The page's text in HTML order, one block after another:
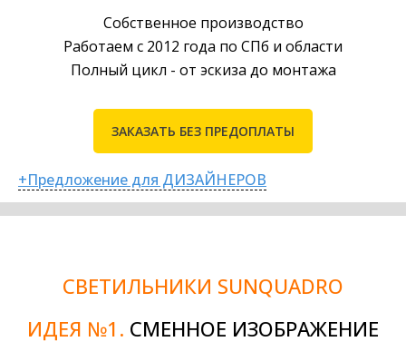
Собственное производство
Работаем с 2012 года по СПб и области
Полный цикл - от эскиза до монтажа
ЗАКАЗАТЬ БЕЗ ПРЕДОПЛАТЫ
+Предложение для ДИЗАЙНЕРОВ
СВЕТИЛЬНИКИ SUNQUADRO
ИДЕЯ №1. СМЕННОЕ ИЗОБРАЖЕНИЕ